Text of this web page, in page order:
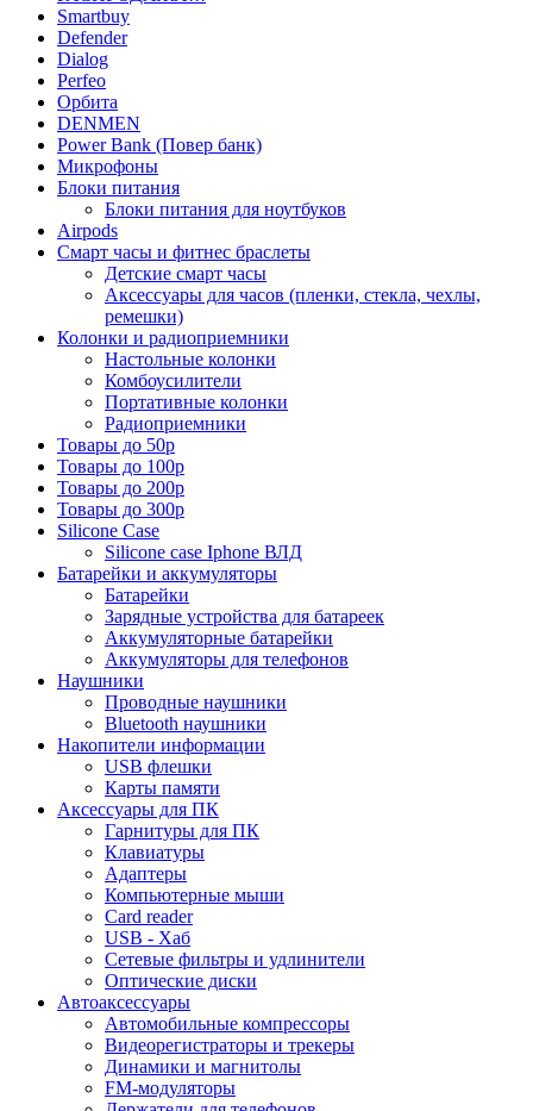
Smartbuy
Defender
Dialog
Perfeo
Орбита
DENMEN
Power Bank (Повер банк)
Микрофоны
Блоки питания
Блоки питания для ноутбуков
Airpods
Смарт часы и фитнес браслеты
Детские смарт часы
Аксессуары для часов (пленки, стекла, чехлы,
ремешки)
Колонки и радиоприемники
Настольные колонки
Комбоусилители
Портативные колонки
Радиоприемники
Товары до 50р
Товары до 100р
Товары до 200р
Товары до 300р
Silicone Case
Silicone case Iphone ВЛД
Батарейки и аккумуляторы
Батарейки
Зарядные устройства для батареек
Аккумуляторные батарейки
Аккумуляторы для телефонов
Наушники
Проводные наушники
Bluetooth наушники
Накопители информации
USB флешки
Карты памяти
Аксессуары для ПК
Гарнитуры для ПК
Клавиатуры
Адаптеры
Компьютерные мыши
Card reader
USB - Xaб
Сетевые фильтры и удлинители
Оптические диски
Автоаксессуары
Автомобильные компрессоры
Видеорегистраторы и трекеры
Динамики и магнитолы
FM-модуляторы